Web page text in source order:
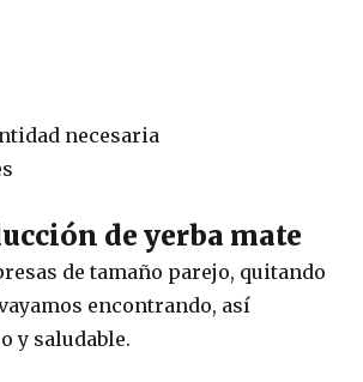
necesaria
de yerba mate
de tamaño parejo, quitando
encontrando, así
y saludable.